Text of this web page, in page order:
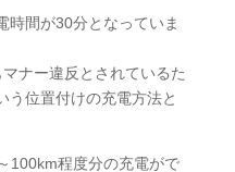
時間が30分となっていま
ナー違反とされているた
う位置付けの充電方法と
100km程度分の充電がで